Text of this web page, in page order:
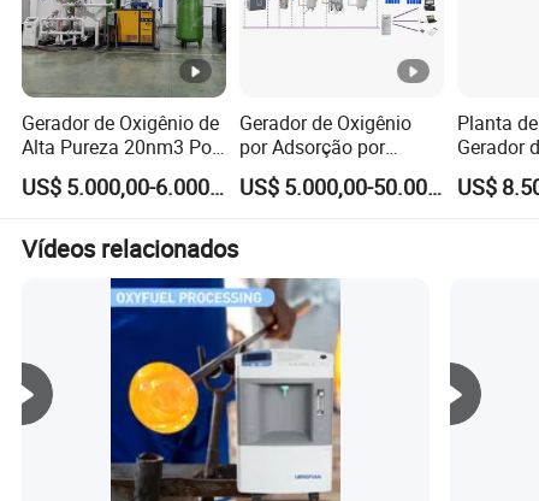
Gerador de Oxigênio de
Alta Pureza 20nm3 Por
Hora Aparelho de
Gerador de Oxigênio
Psa para Indústria
US$ 5.000,00-6.000,00
Gerador de Oxigênio
por Adsorção por
Variação de Pressão da
China com Plataforma
de Monitoramento por
US$ 5.000,00-50.000,00
Planta
Gerador
Médico
Design
Vídeos relacionados